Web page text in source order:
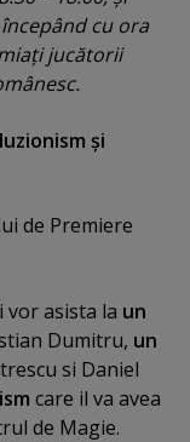
cu ora
jucătorii
şi
de Premiere
asista la un
Dumitru, un
si Daniel
care il va avea
de Magie.